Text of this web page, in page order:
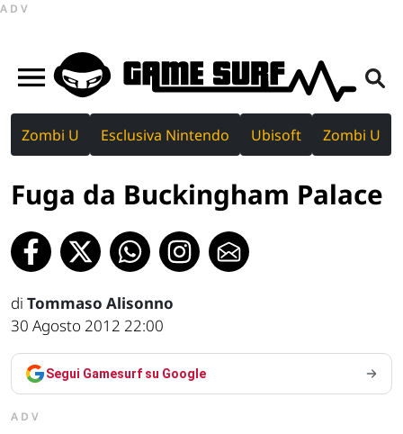
ADV
Zombi U Esclusiva Nintendo Ubisoft Zombi U
Fuga da Buckingham Palace
di Tommaso Alisonno
30 Agosto 2012 22:00
Segui Gamesurf su Google
ADV